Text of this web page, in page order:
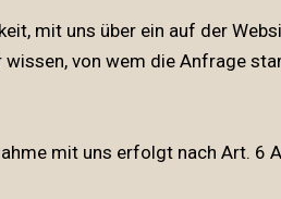
mit uns über ein auf der
von wem die Anfrage
mit uns erfolgt nach Art. 6